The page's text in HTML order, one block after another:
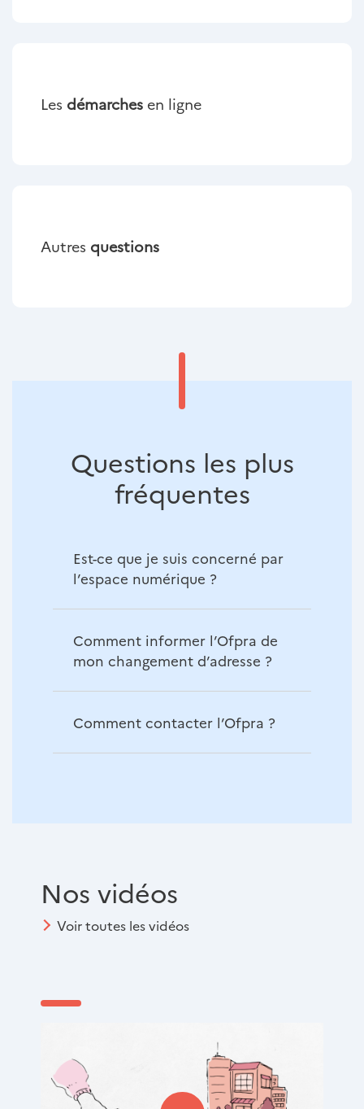
Les démarches en ligne
Autres questions
Questions les plus
fréquentes
Est-ce que je suis concerné par
l’espace numérique ?
Comment informer l’Ofpra de
mon changement d’adresse ?
Comment contacter l’Ofpra ?
Nos vidéos
Voir toutes les vidéos